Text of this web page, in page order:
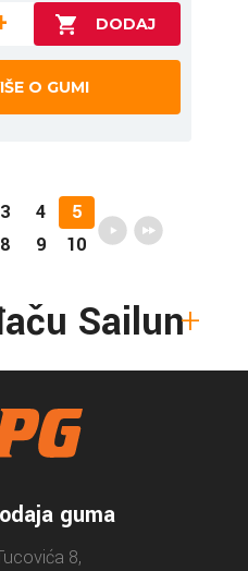
O GUMI
3 4
5
8 9 10
Sailun
guma
8,